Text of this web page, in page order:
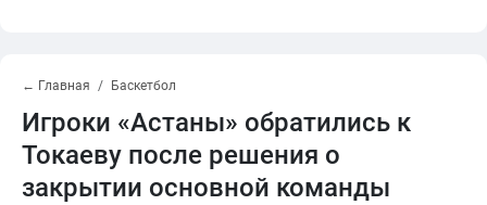
← Главная Баскетбол
Игроки «Астаны» обратились к
Токаеву после решения о
закрытии основной команды